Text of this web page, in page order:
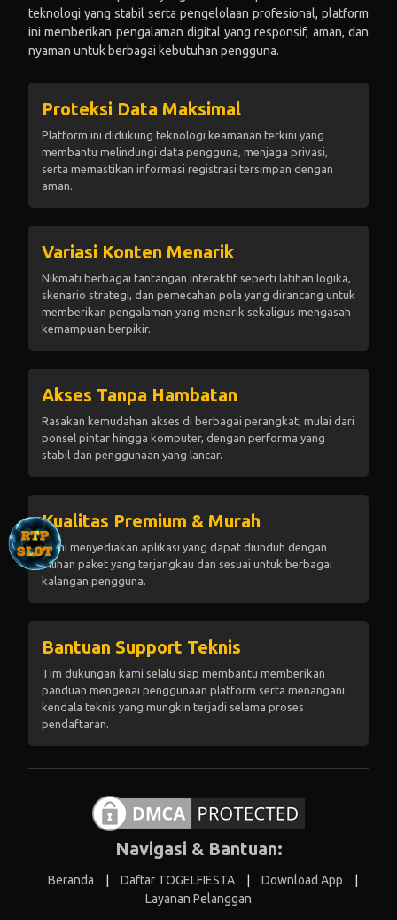
teknologi yang stabil serta pengelolaan profesional, platform
ini memberikan pengalaman digital yang responsif, aman, dan
nyaman untuk berbagai kebutuhan pengguna.
Proteksi Data Maksimal
Platform ini didukung teknologi keamanan terkini yang
membantu melindungi data pengguna, menjaga privasi,
serta memastikan informasi registrasi tersimpan dengan
aman.
Variasi Konten Menarik
Nikmati berbagai tantangan interaktif seperti latihan logika,
skenario strategi, dan pemecahan pola yang dirancang untuk
memberikan pengalaman yang menarik sekaligus mengasah
kemampuan berpikir.
Akses Tanpa Hambatan
Rasakan kemudahan akses di berbagai perangkat, mulai dari
ponsel pintar hingga komputer, dengan performa yang
stabil dan penggunaan yang lancar.
Kualitas Premium & Murah
Kami menyediakan aplikasi yang dapat diunduh dengan
pilihan paket yang terjangkau dan sesuai untuk berbagai
kalangan pengguna.
Bantuan Support Teknis
Tim dukungan kami selalu siap membantu memberikan
panduan mengenai penggunaan platform serta menangani
kendala teknis yang mungkin terjadi selama proses
pendaftaran.
Navigasi & Bantuan:
Beranda Daftar TOGELFIESTA Download App
Layanan Pelanggan